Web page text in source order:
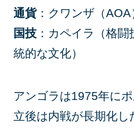
通貨：クワンザ（AOA
国技 ：カペイラ（格
統的な文化）
アンゴラは1975年に
立後は内戦が長期化